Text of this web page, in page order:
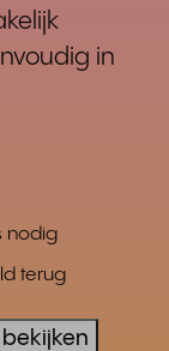
in
nodig
terug
bekijken